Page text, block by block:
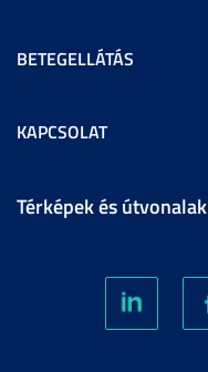
BETEGELLÁTÁS
KAPCSOLAT
Térképek és útvonalak